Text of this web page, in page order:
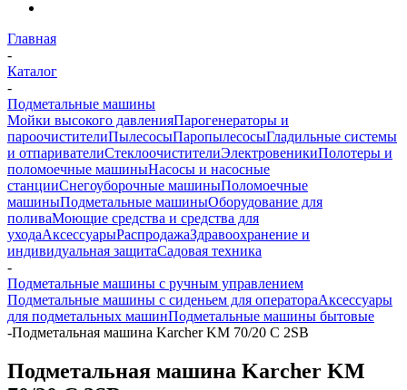
Главная
-
Каталог
-
Подметальные машины
Мойки высокого давленияПарогенераторы и
пароочистителиПылесосыПаропылесосыГладильные системы
и отпаривателиСтеклоочистителиЭлектровеникиПолотеры и
поломоечные машиныНасосы и насосные
станцииСнегоуборочные машиныПоломоечные
машиныПодметальные машиныОборудование для
поливаМоющие средства и средства для
уходаАксессуарыРаспродажаЗдравоохранение и
индивидуальная защитаСадовая техника
-
Подметальные машины с ручным управлением
Подметальные машины с сиденьем для оператораАксессуары
для подметальных машинПодметальные машины бытовые
-Подметальная машина Karcher KM 70/20 C 2SB
Подметальная машина Karcher KM